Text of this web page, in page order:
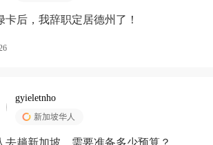
卡后，我辞职定居德州了！
gyieletnho
新加坡华人
去趟新加坡，需要准备多少预算？